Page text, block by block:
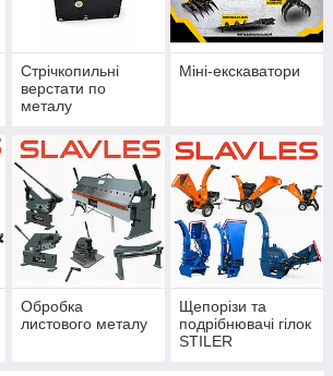
Стрічкопильні
верстати по
металу
Міні-екскаватори
Обробка
листового металу
Щепорізи та
подрібнювачі гілок
STILER